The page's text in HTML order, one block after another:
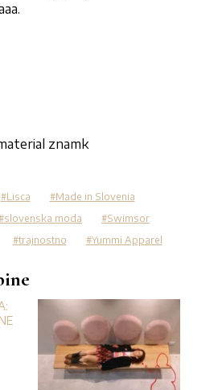
znamk
Lisca
Made in Slovenia
slovenska moda
Swimsor
trajnostno Yummi Apparel